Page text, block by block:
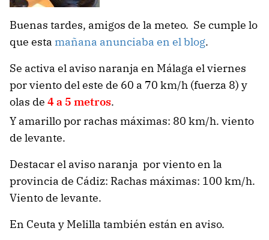
Buenas tardes, amigos de la meteo. Se cumple lo
que esta mañana anunciaba en el blog.
Se activa el aviso naranja en Málaga el viernes
por viento del este de 60 a 70 km/h (fuerza 8) y
olas de 4 a 5 metros.
Y amarillo por rachas máximas: 80 km/h. viento
de levante.
Destacar el aviso naranja por viento en la
provincia de Cádiz: Rachas máximas: 100 km/h.
Viento de levante.
En Ceuta y Melilla también están en aviso.